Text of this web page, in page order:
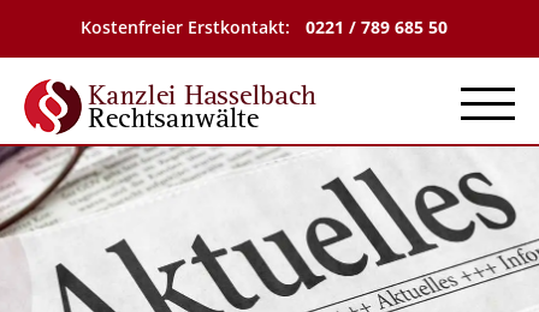
Kostenfreier Erstkontakt: 0221 / 789 685 50